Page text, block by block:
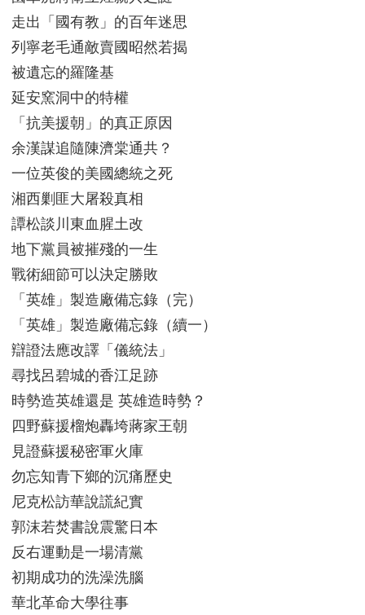
走出「國有教」的百年迷思
列寧老毛通敵賣國昭然若揭
被遺忘的羅隆基
延安窯洞中的特權
「抗美援朝」的真正原因
余漢謀追隨陳濟棠通共？
一位英俊的美國總統之死
湘西剿匪大屠殺真相
譚松談川東血腥土改
地下黨員被摧殘的一生
戰術細節可以決定勝敗
「英雄」製造廠備忘錄（完）
「英雄」製造廠備忘錄（續一）
辯證法應改譯「儀統法」
尋找呂碧城的香江足跡
時勢造英雄還是 英雄造時勢？
四野蘇援榴炮轟垮蔣家王朝
見證蘇援秘密軍火庫
勿忘知青下鄉的沉痛歷史
尼克松訪華說謊紀實
郭沫若焚書說震驚日本
反右運動是一場清黨
初期成功的洗澡洗腦
華北革命大學往事